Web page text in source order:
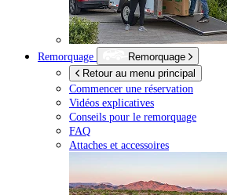
Remorquage
Remorquage
Retour au menu principal
Commencer une réservation
Vidéos explicatives
Conseils pour le remorquage
FAQ
Attaches et accessoires